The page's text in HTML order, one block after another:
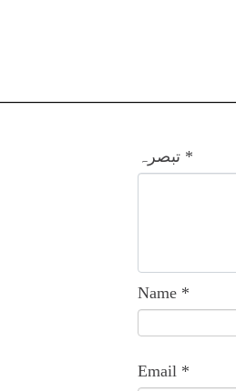
تبصرہ *
Name *
Email *